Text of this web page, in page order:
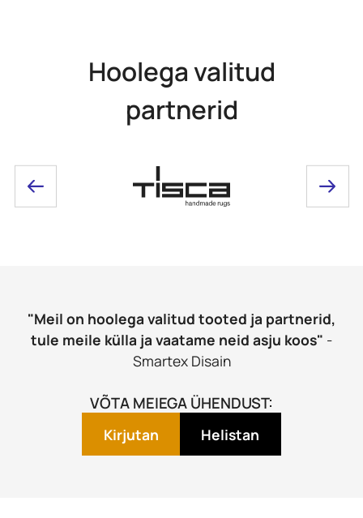
Hoolega valitud
partnerid
"Meil on hoolega valitud tooted ja partnerid,
tule meile külla ja vaatame neid asju koos" -
Smartex Disain
VÕTA MEIEGA ÜHENDUST:
Kirjutan Helistan